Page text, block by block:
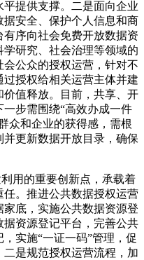
提供支撑。二是面向企业
安全、保护个人信息和商
序向社会免费开放数据资
研究、社会治理等领域的
公众的授权运营，针对不
授权给相关运营主体并建
值释放。目前，共享、开
步需围绕“高效办成一件
众和企业的获得感，需根
更新数据开放目录，确保
用的重要创新点，承载着
。推进公共数据授权运营
底，实施公共数据资源登
资源登记平台，完善公共
实施“一证一码”管理，促
是规范授权运营流程，加